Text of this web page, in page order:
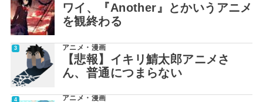
ワイ、『Another』とかいうアニメ
を観終わる
アニメ・漫画
【悲報】イキリ鯖太郎アニメさ
ん、普通につまらない
アニメ・漫画